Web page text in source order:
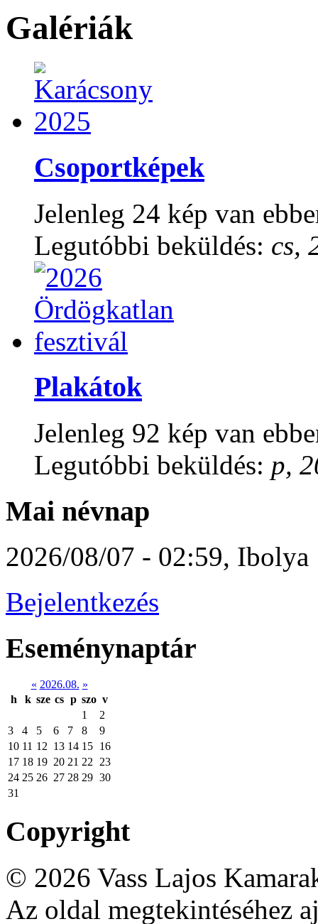
Galériák
Csoportképek
Jelenleg 24 kép van
Legutóbbi beküldés: cs,
Plakátok
Jelenleg 92 kép van
Legutóbbi beküldés: p,
Mai névnap
2026/08/07 - 02:59, Ibolya
Bejelentkezés
Eseménynaptár
« 2026.08. »
h
k sze cs p szo v
1
2
3
4 5 6 7 8
9
10 11 12 13 14 15 16
17 18 19 20 21 22
23
24 25 26 27 28 29 30
31
Copyright
© 2026 Vass Lajos
Az oldal megtekintéséhez